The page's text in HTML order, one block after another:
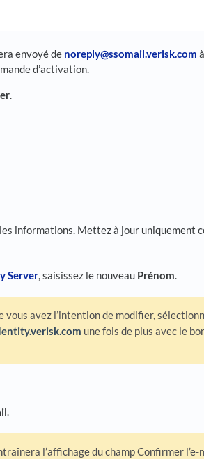
envoyé de noreply@ssomail.verisk.com à
d’activation.
informations. Mettez à jour uniquement
Server , saisissez le nouveau Prénom
vous avez l’intention de modifier,
une fois de plus avec le
l’affichage du champ Confirmer l’e-